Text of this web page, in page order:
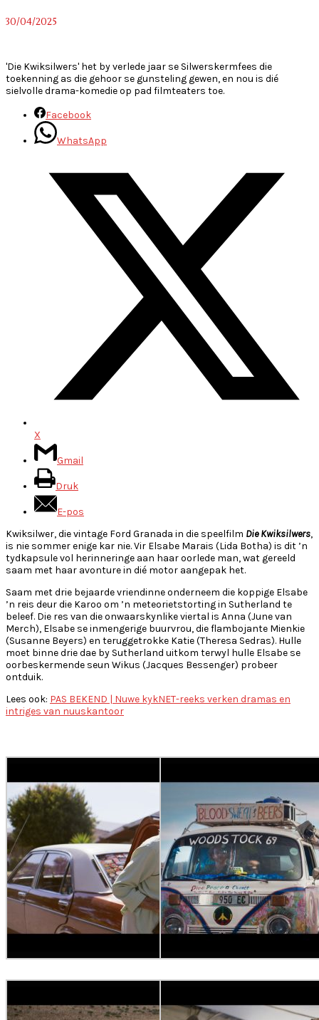
30/04/2025
'Die Kwiksilwers' het by verlede jaar se Silwerskermfees die
toekenning as die gehoor se gunsteling gewen, en nou is dié
sielvolle drama-komedie op pad filmteaters toe.
Facebook
WhatsApp
X
Gmail
Druk
E-pos
Kwiksilwer, die vintage Ford Granada in die speelfilm Die Kwiksilwers,
is nie sommer enige kar nie. Vir Elsabe Marais (Lida Botha) is dit ’n
tydkapsule vol herinneringe aan haar oorlede man, wat gereeld
saam met haar avonture in dié motor aangepak het.
Saam met drie bejaarde vriendinne onderneem die koppige Elsabe
’n reis deur die Karoo om ’n meteorietstorting in Sutherland te
beleef. Die res van die onwaarskynlike viertal is Anna (June van
Merch), Elsabe se inmengerige buurvrou, die flambojante Mienkie
(Susanne Beyers) en teruggetrokke Katie (Theresa Sedras). Hulle
moet binne drie dae by Sutherland uitkom terwyl hulle Elsabe se
oorbeskermende seun Wikus (Jacques Bessenger) probeer
ontduik.
Lees ook: PAS BEKEND | Nuwe kykNET-reeks verken dramas en
intriges van nuuskantoor